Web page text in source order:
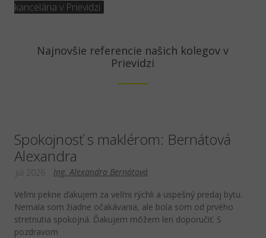
kancelária v Prievidzi
Najnovšie referencie našich kolegov v
Prievidzi
Spokojnosť s maklérom: Bernátová
Alexandra
Ing. Alexandra Bernátová
júl 2026
Veľmi pekne ďakujem za veľmi rýchli a uspešný predaj bytu.
Nemala som žiadne očakávania, ale bola som od prvého
stretnutia spokojná. Ďakujem môžem len doporučiť. S
pozdravom